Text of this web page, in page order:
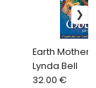
Earth
Lynda Bell
32.00 €